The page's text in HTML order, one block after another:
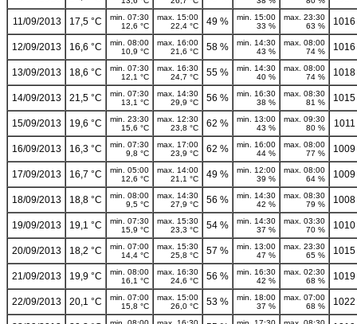
11/09/2013 17,5 °C
min. 07:30
12,6 °C
max. 15:00
22,4 °C
49 %
min. 15:00
33 %
max. 23:30
63 %
12/09/2013 16,6 °C
min. 08:00
10,9 °C
max. 16:00
21,6 °C
58 %
min. 14:30
43 %
max. 08:00
74 %
13/09/2013 18,6 °C
min. 07:30
12,1 °C
max. 16:30
24,7 °C
55 %
min. 14:30
40 %
max. 08:00
74 %
14/09/2013 21,5 °C
min. 07:30
13,1 °C
max. 14:30
29,9 °C
56 %
min. 16:30
38 %
max. 08:30
81 %
15/09/2013 19,6 °C
min. 23:30
15,6 °C
max. 12:30
23,8 °C
62 %
min. 13:00
43 %
max. 09:30
80 %
16/09/2013 16,3 °C
min. 07:30
9,8 °C
max. 17:00
23,9 °C
62 %
min. 16:00
44 %
max. 08:00
77 %
17/09/2013 16,7 °C
min. 05:00
12,6 °C
max. 14:00
21,1 °C
49 %
min. 12:00
39 %
max. 08:00
64 %
18/09/2013 18,8 °C
min. 08:00
9,5 °C
max. 14:30
27,9 °C
56 %
min. 14:30
42 %
max. 08:30
79 %
19/09/2013 19,1 °C
min. 07:30
15,9 °C
max. 15:30
23,3 °C
54 %
min. 14:30
37 %
max. 03:30
70 %
20/09/2013 18,2 °C
min. 07:00
14,4 °C
max. 15:30
25,8 °C
57 %
min. 13:00
47 %
max. 23:30
65 %
21/09/2013 19,9 °C
min. 08:00
16,1 °C
max. 16:30
24,6 °C
56 %
min. 16:30
42 %
max. 02:30
68 %
22/09/2013 20,1 °C
min. 07:00
15,8 °C
max. 15:00
26,0 °C
53 %
min. 18:00
37 %
max. 07:00
68 %